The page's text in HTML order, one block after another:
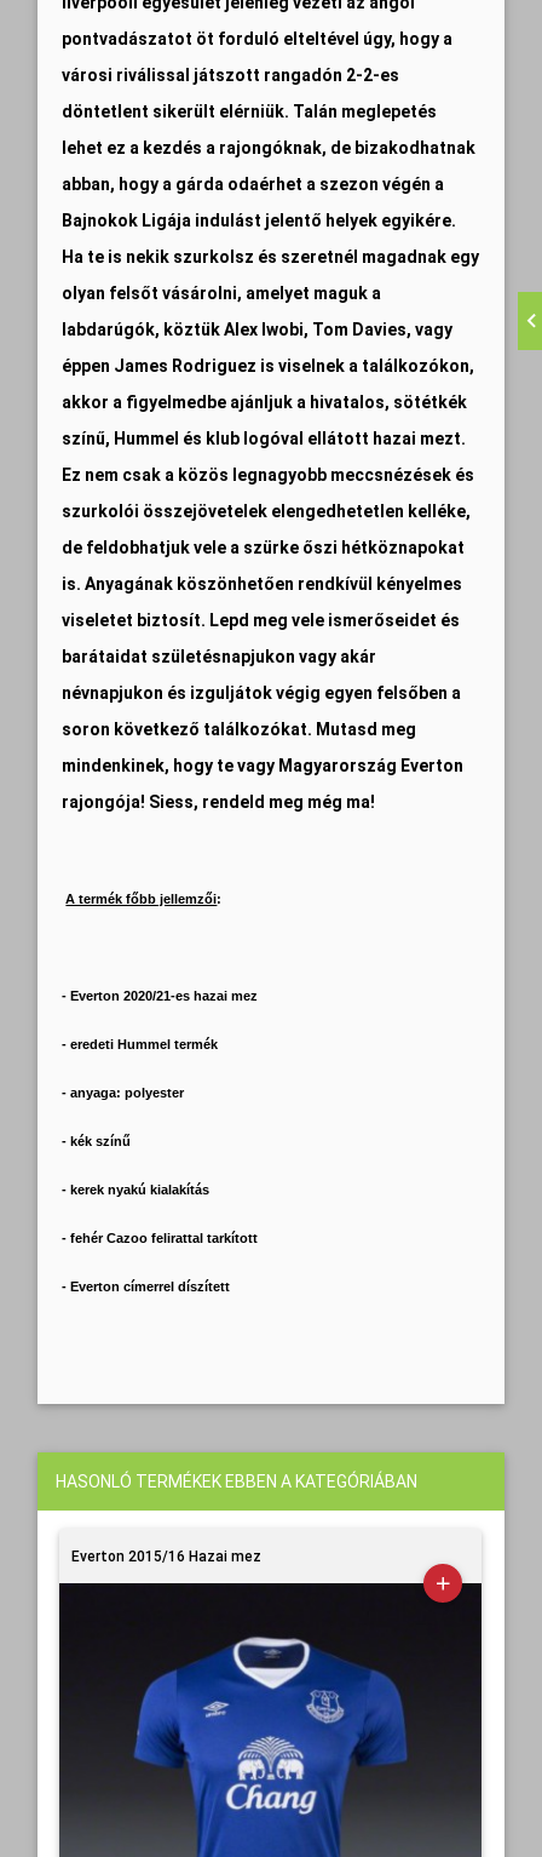
pontvadászatot öt forduló elteltével úgy, hogy a
városi riválissal játszott rangadón 2-2-es
döntetlent sikerült elérniük. Talán meglepetés
lehet ez a kezdés a rajongóknak, de bizakodhatnak
abban, hogy a gárda odaérhet a szezon végén a
Bajnokok Ligája indulást jelentő helyek egyikére.
Ha te is nekik szurkolsz és szeretnél magadnak egy
olyan felsőt vásárolni, amelyet maguk a
labdarúgók, köztük Alex Iwobi, Tom Davies, vagy
éppen James Rodriguez is viselnek a találkozókon,
akkor a figyelmedbe ajánljuk a hivatalos, sötétkék
színű, Hummel és klub logóval ellátott hazai mezt.
Ez nem csak a közös legnagyobb meccsnézések és
szurkolói összejövetelek elengedhetetlen kelléke,
de feldobhatjuk vele a szürke őszi hétköznapokat
is. Anyagának köszönhetően rendkívül kényelmes
viseletet biztosít. Lepd meg vele ismerőseidet és
barátaidat születésnapjukon vagy akár
névnapjukon és izguljátok végig egyen felsőben a
soron következő találkozókat. Mutasd meg
mindenkinek, hogy te vagy Magyarország Everton
rajongója! Siess, rendeld meg még ma!
A termék főbb jellemzői:
- Everton 2020/21-es hazai mez
- eredeti Hummel termék
- anyaga: polyester
- kék színű
- kerek nyakú kialakítás
- fehér Cazoo felirattal tarkított
- Everton címerrel díszített
HASONLÓ TERMÉKEK EBBEN A KATEGÓRIÁBAN
Everton 2015/16 Hazai mez